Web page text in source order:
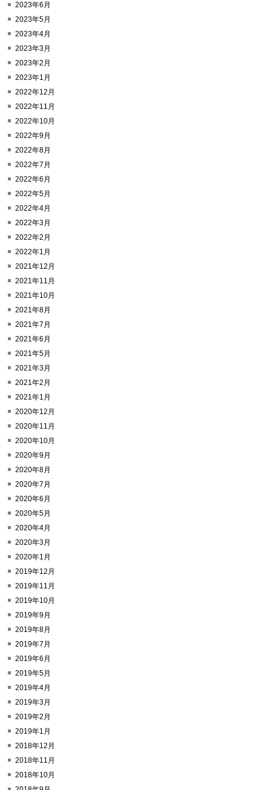
2023年6月
2023年5月
2023年4月
2023年3月
2023年2月
2023年1月
2022年12月
2022年11月
2022年10月
2022年9月
2022年8月
2022年7月
2022年6月
2022年5月
2022年4月
2022年3月
2022年2月
2022年1月
2021年12月
2021年11月
2021年10月
2021年8月
2021年7月
2021年6月
2021年5月
2021年3月
2021年2月
2021年1月
2020年12月
2020年11月
2020年10月
2020年9月
2020年8月
2020年7月
2020年6月
2020年5月
2020年4月
2020年3月
2020年1月
2019年12月
2019年11月
2019年10月
2019年9月
2019年8月
2019年7月
2019年6月
2019年5月
2019年4月
2019年3月
2019年2月
2019年1月
2018年12月
2018年11月
2018年10月